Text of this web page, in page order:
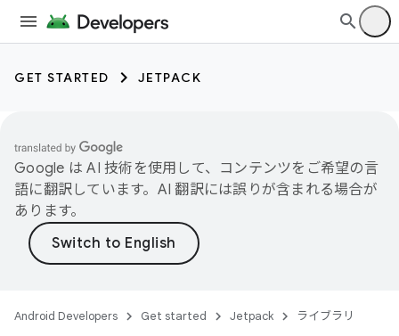
GET STARTED JETPACK
Google は AI 技術を使用して、コンテンツをご希望の言
語に翻訳しています。AI 翻訳には誤りが含まれる場合が
あります。
Android Developers Get started Jetpack ライブラリ